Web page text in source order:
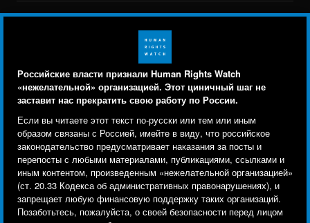
Российские власти признали Human Rights Watch
«нежелательной» организацией. Этот циничный шаг не
заставит нас прекратить свою работу по России.
Если вы читаете этот текст по-русски или тем или иным
образом связаны с Россией, имейте в виду, что российское
законодательство предусматривает наказания за посты и
перепосты с любыми материалами, публикациями, ссылками и
иным контентом, произведенным «нежелательной организацией»
(ст. 20.33 Кодекса об административных правонарушениях), и
запрещает любую финансовую поддержку таких организаций.
Позаботьтесь, пожалуйста, о своей безопасности перед лицом
Свяжитесь с нами
menu
Заявление о политике конфиденциальности
Карта сайта
Text Version
© 2026 Human Rights Watch
Human Rights Watch| 350 Fifth Avenue, 34th Floor | New York,NY
10118-3299USA|t1.212.290.4700
Human Rights Watchis a 501(C)(3) nonprofit registered in the US
under EIN: 13-2875808
Human Rights Watch cookie preferences
Мы используем файлы cookie, технологии
отслеживания и сторонние аналитические
инструменты, чтобы лучше понять, кто посещает
сайт, и улучшить ваш опыт взаимодействия с ним.
Используя наш сайт, вы соглашаетесь с этим.
Ознакомьтесь с нашей политикой